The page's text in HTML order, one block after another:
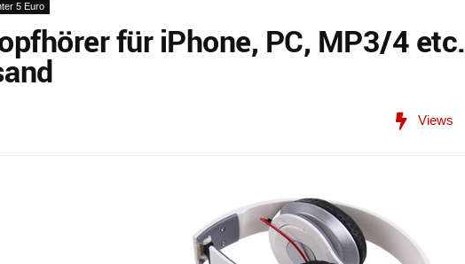
5 Euro
für iPhone, PC, MP3/4 etc.
Views